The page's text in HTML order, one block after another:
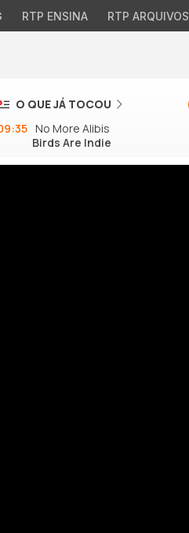
RTP ENSINA RTP ARQUIVOS
O QUE JÁ TOCOU
No More Alibis
Birds Are Indie